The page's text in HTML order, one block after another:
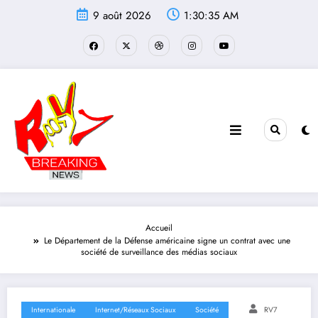
9 août 2026 1:30:35 AM
Accueil
Le Département de la Défense américaine signe un contrat avec une
société de surveillance des médias sociaux
Internationale Internet/Réseaux Sociaux Société RV7